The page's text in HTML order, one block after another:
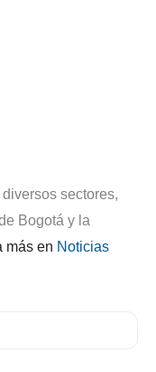
sectores,
Bogotá y la
más en Noticias